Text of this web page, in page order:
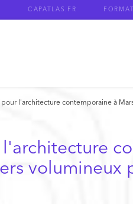
CAPATLAS.FR
l'architecture contemporaine à